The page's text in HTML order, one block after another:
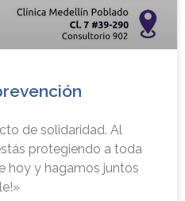
de solidaridad. Al
protegiendo a toda
hoy y hagamos juntos